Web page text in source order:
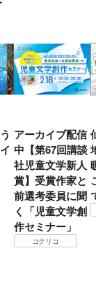
アーカイブ配信
中【第67回講談
社児童文学新人
賞】受賞作家と
前選考委員に聞
く「児童文学創
作セミナー」
コクリコ